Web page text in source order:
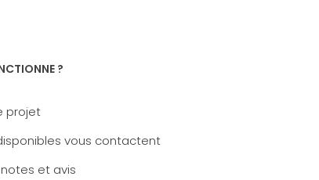
?
projet
vous contactent
et avis